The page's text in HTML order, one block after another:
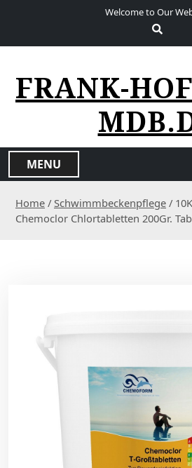
Welcome to Our
FRANK-
MENU
Home / Schwimmbeckenpflege /
Chemoclor Chlortabletten 200Gr.